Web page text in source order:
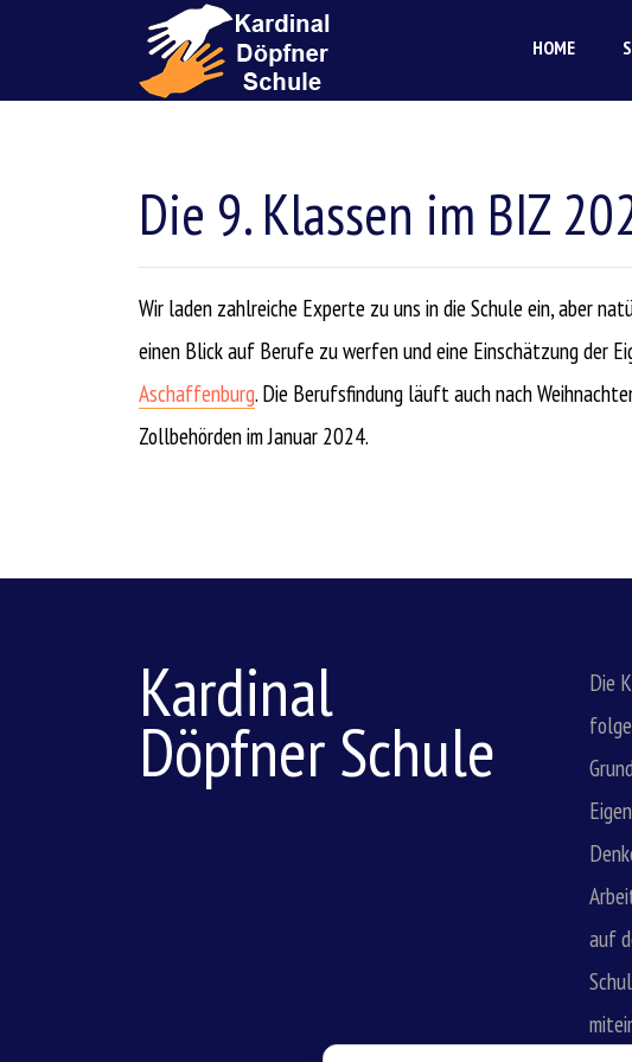
HOME
Die 9. Klassen im BIZ
Wir laden zahlreiche Experte zu uns in die Schule ein, aber
einen Blick auf Berufe zu werfen und eine Einschätzung der
Aschaffenburg. Die Berufsfindung läuft auch nach
Zollbehörden im Januar 2024.
Kardinal
Döpfner Schule
Die
auf